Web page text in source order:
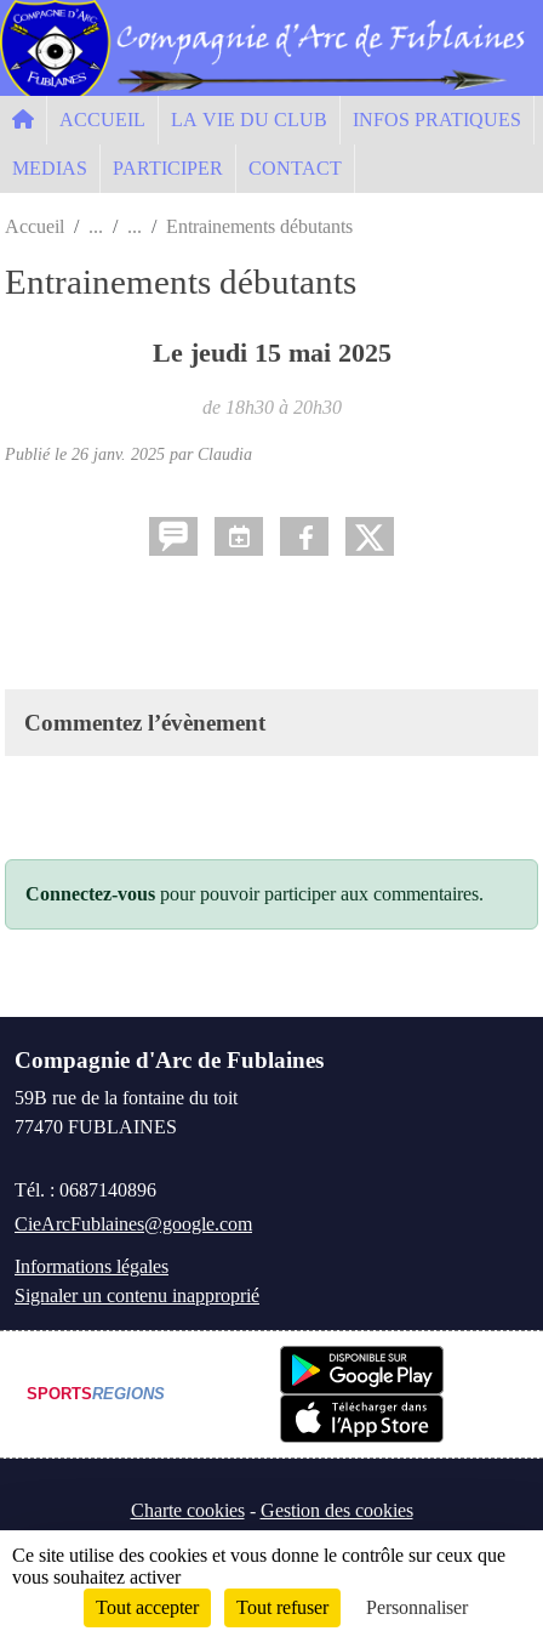
ACCUEIL LA VIE DU CLUB INFOS PRATIQUES
MEDIAS PARTICIPER CONTACT
Accueil Entrainements débutants
Entrainements débutants
Le jeudi 15 mai 2025
de 18h30 à 20h30
Publié le 26 janv. 2025 par Claudia
Commentez l’évènement
Connectez-vous pour pouvoir participer aux commentaires.
Compagnie d'Arc de Fublaines
59B rue de la fontaine du toit
77470 FUBLAINES
Tél. : 0687140896
CieArcFublaines@google.com
Informations légales
Signaler un contenu inapproprié
SPORTSREGIONS
Charte cookies Gestion des cookies
Envie de participer ? Connexion
Panneau de gestion des cookies
Ce site utilise des cookies et vous donne le contrôle sur ceux que
vous souhaitez activer
Tout accepter
Tout refuser Personnaliser